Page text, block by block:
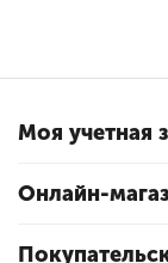
Моя учетная
Онлайн-